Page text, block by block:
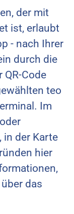
der mit
ist, erlaubt
- nach Ihrer
durch die
Code
teo
Im
in der Karte
hier
das